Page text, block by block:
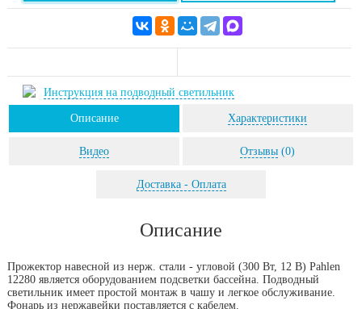
Инструкция на подводный светильник
Описание Характеристики
Видео Отзывы (0)
Доставка - Оплата
Описание
Прожектор навесной из нерж. стали - угловой (300 Вт, 12 В) Pahlen
12280 является оборудованием подсветки бассейна. Подводный
светильник имеет простой монтаж в чашу и легкое обслуживание.
Фонарь из нержавейки поставляется с кабелем.